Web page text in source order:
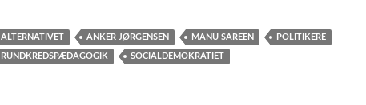
ALTERNATIVET ANKER JØRGENSEN MANU SAREEN POLITIKERE
RUNDKREDSPÆDAGOGIK SOCIALDEMOKRATIET